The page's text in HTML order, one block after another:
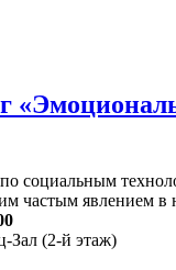
социальным
частым явлением в
Зал (2-й этаж)